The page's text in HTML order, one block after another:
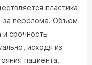
пластика
за перелома. Объём
и срочность
исходя из
пациента.